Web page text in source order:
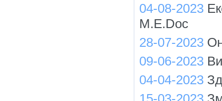
04-08-2023
M.E.Doc
28-07-2023
09-06-2023
04-04-2023